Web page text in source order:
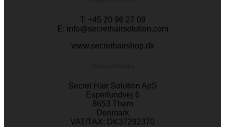
T: +45 20 96 27 09
E: info@secrethairsolution.com
www.secrethairshop.dk
Secret Hair Solution ApS
Esperlundvej 6
8653 Them
Denmark
VAT/TAX: DK37292370